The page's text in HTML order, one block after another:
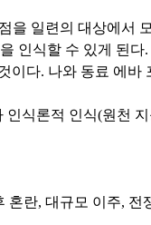
일련의 대상에서
인식할 수 있게 된
다. 나와 동료 에
식론적 인식(원천
란, 대규모 이주,